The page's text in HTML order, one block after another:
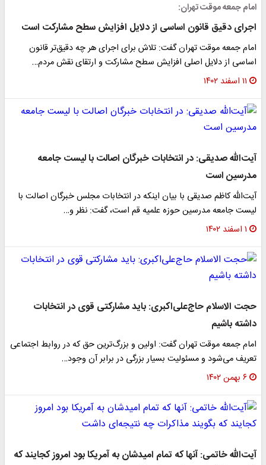
امام جمعه موقت تهران:
اجرای دقیق‌ قانون اساسی از دلایل افزایش سطح مشارکت است
امام جمعه موقت تهران گفت: تلاش‌ برای اجرای هر چه دقیق‌تر قانون
اساسی از دلایل اصلی افزایش سطح مشارکت و ارتقای نقش مردم…
۱۱ اسفند ۱۴۰۲
آیت‌الله صدیقی: در انتخابات خبرگان اصالت با لیست جامعه
مدرسین است
آیت‌الله کاظم صدیقی با بیان اینکه در انتخابات مجلس خبرگان اصالت با
لیست جامعه مدرسین حوزه علمیه قم است، گفت: نظر و…
۱ اسفند ۱۴۰۲
حجت الاسلام حاج‌علی‌اکبری: باید مشارکتی قوی در انتخابات
داشته باشیم
امام جمعه موقت تهران گفت: اولین و بزرگ‌ترین حق که در روابط اجتماعی
تعریف می‌شود و مسئولیت بسیار بزرگی در برابر آن وجود…
۶ بهمن ۱۴۰۲
آیت‌الله خاتمی: آنها که تمام امیدشان به آمریکا بود امروز کجایند که